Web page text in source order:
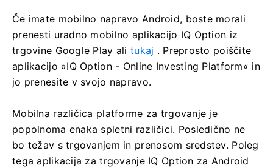
Če imate mobilno napravo Android, boste morali
prenesti uradno mobilno aplikacijo IQ Option iz
trgovine Google Play ali tukaj . Preprosto poiščite
aplikacijo »IQ Option - Online Investing Platform« in
jo prenesite v svojo napravo.
Mobilna različica platforme za trgovanje je
popolnoma enaka spletni različici. Posledično ne
bo težav s trgovanjem in prenosom sredstev. Poleg
tega aplikacija za trgovanje IQ Option za Android